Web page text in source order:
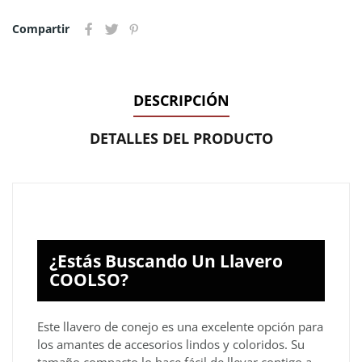
Compartir
DESCRIPCIÓN
DETALLES DEL PRODUCTO
¿Estás Buscando Un Llavero
COOLSO?
Este llavero de conejo es una excelente opción para
los amantes de accesorios lindos y coloridos. Su